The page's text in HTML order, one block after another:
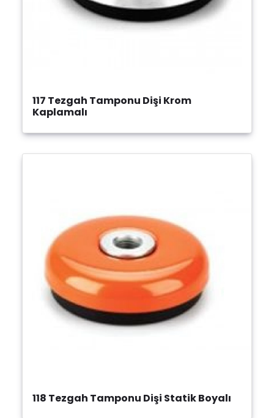
117 Tezgah Tamponu Dişi Krom
Kaplamalı
118 Tezgah Tamponu Dişi Statik Boyalı